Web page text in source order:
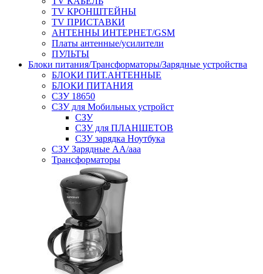
TV КРОНШТЕЙНЫ
TV ПРИСТАВКИ
АНТЕННЫ ИНТЕРНЕТ/GSM
Платы антенные/усилители
ПУЛЬТЫ
Блоки питания/Трансформаторы/Зарядные устройства
БЛОКИ ПИТ.АНТЕННЫЕ
БЛОКИ ПИТАНИЯ
СЗУ 18650
СЗУ для Мобильных устройст
СЗУ
СЗУ для ПЛАНШЕТОВ
СЗУ зарядка Ноутбука
СЗУ Зарядные АА/ааа
Трансформаторы